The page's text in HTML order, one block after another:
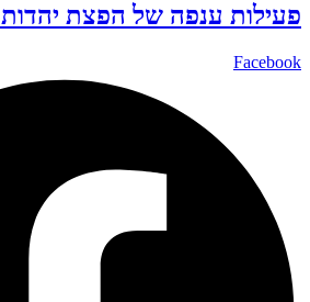
פעילות ענפה של הפצת יהדות
Facebook